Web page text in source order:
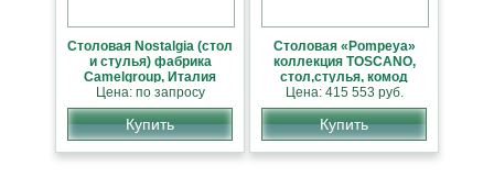
Столовая Nostalgia (стол
и стулья) фабрика
Camelgroup, Италия
Цена: по запросу
Купить
Столовая «Pompeya»
коллекция TOSCANO,
стол,стулья, комод
Цена: 415 553 руб.
Купить